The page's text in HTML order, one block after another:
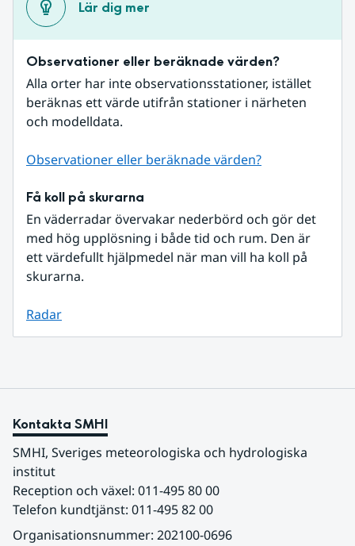
Lär dig mer
Observationer eller beräknade värden?
Alla orter har inte observationsstationer, istället
beräknas ett värde utifrån stationer i närheten
och modelldata.
Observationer eller beräknade värden?
Få koll på skurarna
En väderradar övervakar nederbörd och gör det
med hög upplösning i både tid och rum. Den är
ett värdefullt hjälpmedel när man vill ha koll på
skurarna.
Radar
Kontakta SMHI
SMHI, Sveriges meteorologiska och hydrologiska
institut
Reception och växel: 011-495 80 00
Telefon kundtjänst: 011-495 82 00
Organisationsnummer: 202100-0696